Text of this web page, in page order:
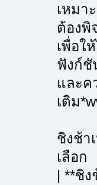
เหมา
ต้องพิ
เพื่อใ
ฟังก์ชั
และค
เติม
ชิงช้า
เลือก
| **ชิง